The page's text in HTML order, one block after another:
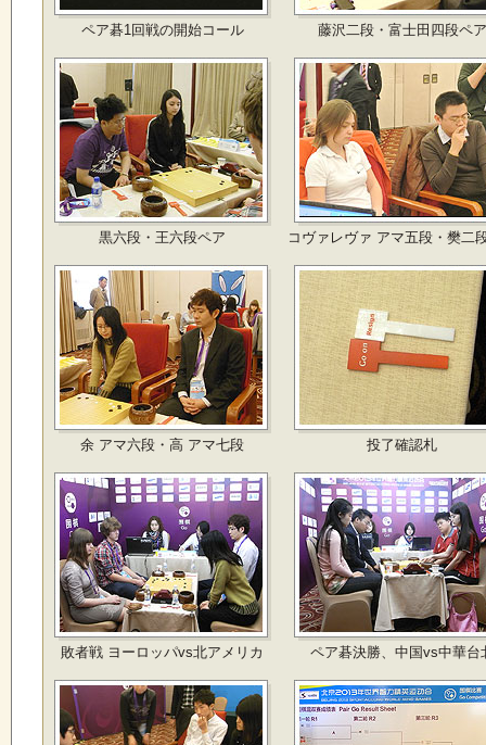
ペア碁1回戦の開始コール 藤沢二段・富士田四段ペア
黒六段・王六段ペア コヴァレヴァ アマ五段・樊二
余 アマ六段・高 アマ七段 投了確認札
敗者戦 ヨーロッパvs北アメリカ ペア碁決勝、中国vs中華台